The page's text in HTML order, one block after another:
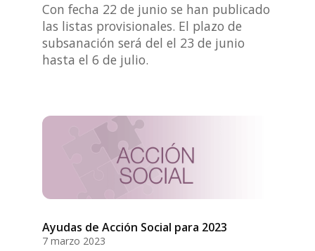
Con fecha 22 de junio se han publicado
las listas provisionales. El plazo de
subsanación será del el 23 de junio
hasta el 6 de julio.
Ayudas de Acción Social para 2023
7 marzo 2023